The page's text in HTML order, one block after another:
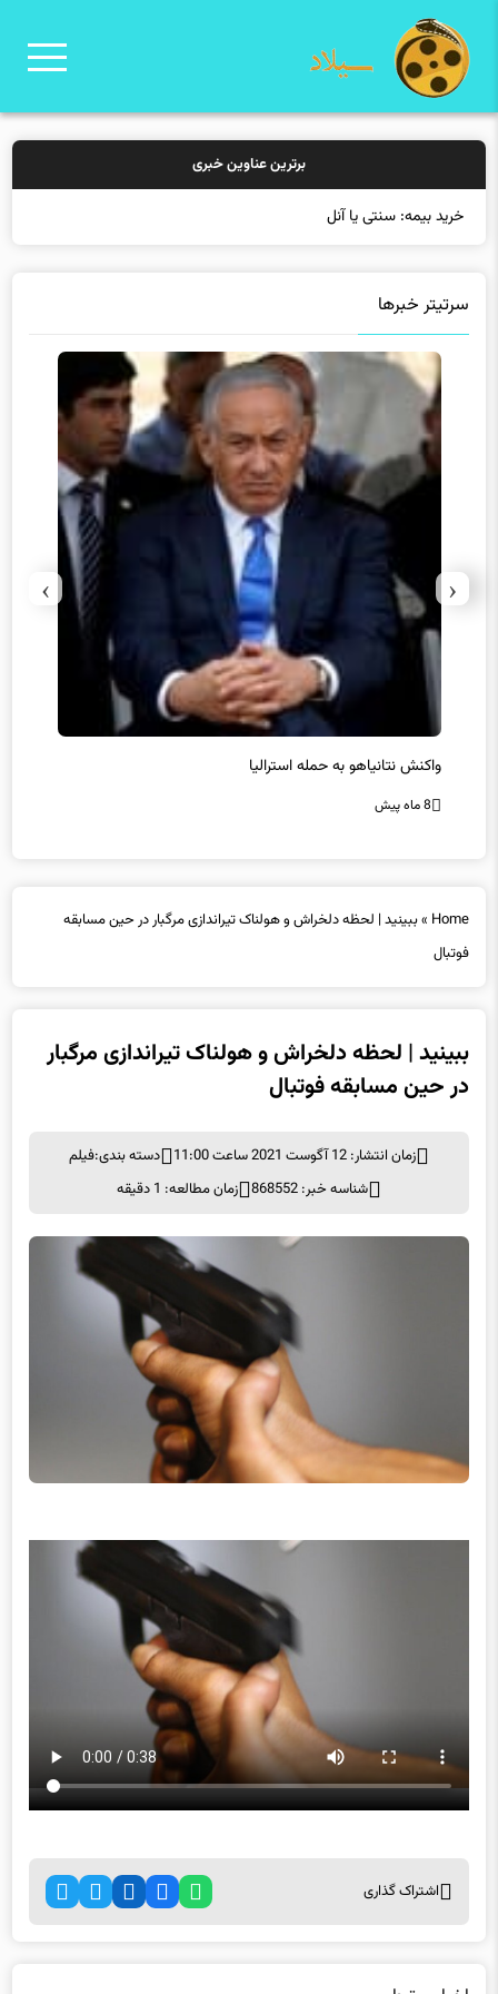
برترین عناوین خبری
خرید بیمه: سنتی یا آنلاین؟ کدام
سرتیتر خبرها
واکنش نتانیاهو به حمله استرالیا
8 ماه پیش
‹
›
Home
»ببینید | لحظه دلخراش و هولناک تیراندازی مرگبار در حین مسابقه
فوتبال
ببینید | لحظه دلخراش و هولناک تیراندازی مرگبار
در حین مسابقه فوتبال
زمان انتشار: 12 آگوست 2021 ساعت 11:00 دسته بندی:فیلم
شناسه خبر: 868552
زمان مطالعه: 1 دقیقه
اشتراک گذاری